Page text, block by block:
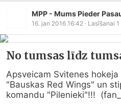
MPP - Mums Pieder
16. jan 2016 16:42 · Lasīšanai 1
No tumsas līdz
Apsveicam Svitenes
"Bauskas Red Wings" un
komandu "Pilenieki"!!!